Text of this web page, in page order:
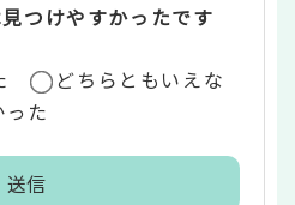
つけやすかったです
どちらともいえな
た